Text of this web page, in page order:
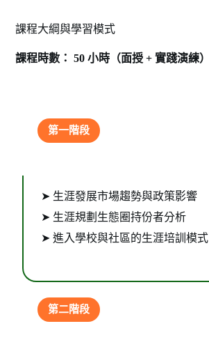
課程大綱與學習模式
課程時數： 50 小時（面授 + 實踐演練）
第一階段
➤ 生涯發展市場趨勢與政策影響
➤ 生涯規劃生態圈持份者分析
➤ 進入學校與社區的生涯培訓模式
第二階段